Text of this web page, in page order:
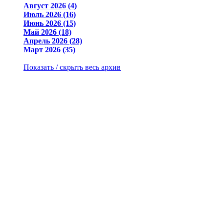
Август 2026 (4)
Июль 2026 (16)
Июнь 2026 (15)
Май 2026 (18)
Апрель 2026 (28)
Март 2026 (35)
Показать / скрыть весь архив